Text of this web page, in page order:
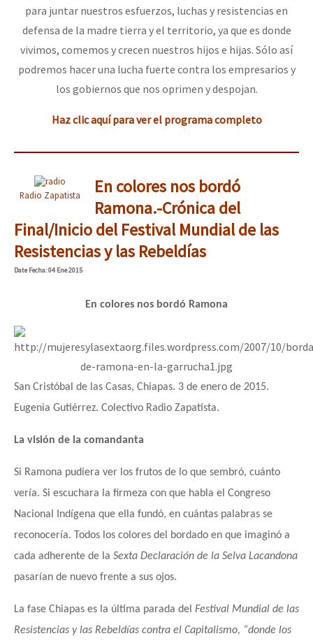
para juntar nuestros esfuerzos, luchas y resistencias en
defensa de la madre tierra y el territorio, ya que es donde
vivimos, comemos y crecen nuestros hijos e hijas. Sólo así
podremos hacer una lucha fuerte contra los empresarios y
los gobiernos que nos oprimen y despojan.
Haz clic aquí para ver el programa completo
Radio Zapatista
En colores nos bordó
Ramona.-Crónica del
Final/Inicio del Festival Mundial de las
Resistencias y las Rebeldías
DateFecha: 04 Ene 2015
En colores nos bordó Ramona
San Cristóbal de las Casas, Chiapas. 3 de enero de 2015.
Eugenia Gutiérrez. Colectivo Radio Zapatista.
La visión de la comandanta
Si Ramona pudiera ver los frutos de lo que sembró, cuánto
vería. Si escuchara la firmeza con que habla el Congreso
Nacional Indígena que ella fundó, en cuántas palabras se
reconocería. Todos los colores del bordado en que imaginó a
cada adherente de la Sexta Declaración de la Selva Lacandona
pasarían de nuevo frente a sus ojos.
La fase Chiapas es la última parada del Festival Mundial de las
Resistencias y las Rebeldías contra el Capitalismo, “donde los